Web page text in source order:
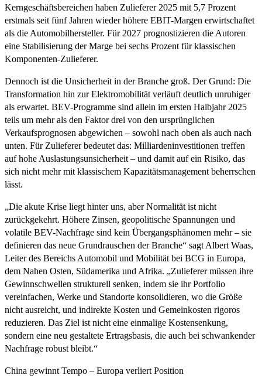
Kerngeschäftsbereichen haben Zulieferer 2025 mit 5,7 Prozent
erstmals seit fünf Jahren wieder höhere EBIT-Margen erwirtschaftet
als die Automobilhersteller. Für 2027 prognostizieren die Autoren
eine Stabilisierung der Marge bei sechs Prozent für klassischen
Komponenten-Zulieferer.
Dennoch ist die Unsicherheit in der Branche groß. Der Grund: Die
Transformation hin zur Elektromobilität verläuft deutlich unruhiger
als erwartet. BEV-Programme sind allein im ersten Halbjahr 2025
teils um mehr als den Faktor drei von den ursprünglichen
Verkaufsprognosen abgewichen – sowohl nach oben als auch nach
unten. Für Zulieferer bedeutet das: Milliardeninvestitionen treffen
auf hohe Auslastungsunsicherheit – und damit auf ein Risiko, das
sich nicht mehr mit klassischem Kapazitätsmanagement beherrschen
lässt.
„Die akute Krise liegt hinter uns, aber Normalität ist nicht
zurückgekehrt. Höhere Zinsen, geopolitische Spannungen und
volatile BEV-Nachfrage sind kein Übergangsphänomen mehr – sie
definieren das neue Grundrauschen der Branche“ sagt Albert Waas,
Leiter des Bereichs Automobil und Mobilität bei BCG in Europa,
dem Nahen Osten, Südamerika und Afrika. „Zulieferer müssen ihre
Gewinnschwellen strukturell senken, indem sie ihr Portfolio
vereinfachen, Werke und Standorte konsolidieren, wo die Größe
nicht ausreicht, und indirekte Kosten und Gemeinkosten rigoros
reduzieren. Das Ziel ist nicht eine einmalige Kostensenkung,
sondern eine neu gestaltete Ertragsbasis, die auch bei schwankender
Nachfrage robust bleibt.“
China gewinnt Tempo – Europa verliert Position